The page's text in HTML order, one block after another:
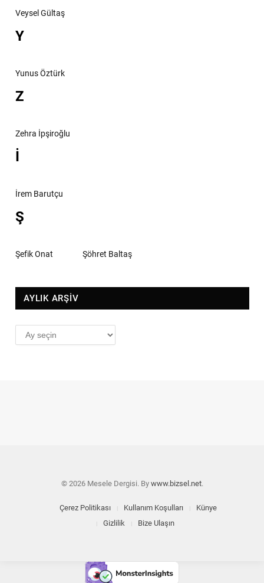
Veysel Gültaş
Y
Yunus Öztürk
Z
Zehra İpşiroğlu
İ
İrem Barutçu
Ş
Şefik Onat Şöhret Baltaş
AYLIK ARŞİV
AYLIK
ARŞİV
© 2026 Mesele Dergisi. By www.bizsel.net.
Çerez Politikası Kullanım Koşulları
Künye
Gizlilik
Bize Ulaşın